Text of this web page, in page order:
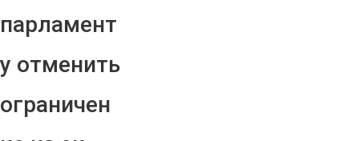
парламент
у отменить
ограничен